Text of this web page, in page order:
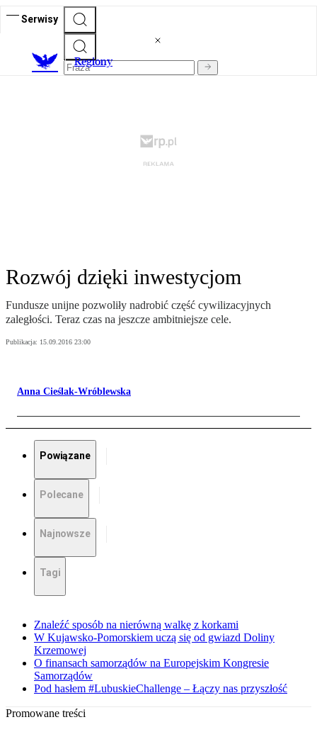
Serwisy
Regiony
Rozwój dzięki inwestycjom
Fundusze unijne pozwoliły nadrobić część cywilizacyjnych
zaległości. Teraz czas na jeszcze ambitniejsze cele.
Publikacja: 15.09.2016 23:00
Anna Cieślak-Wróblewska
Powiązane
Polecane
Najnowsze
Tagi
Znaleźć sposób na nierówną walkę z korkami
W Kujawsko-Pomorskiem uczą się od gwiazd Doliny
Krzemowej
O finansach samorządów na Europejskim Kongresie
Samorządów
Pod hasłem #LubuskieChallenge – Łączy nas przyszłość
Promowane treści